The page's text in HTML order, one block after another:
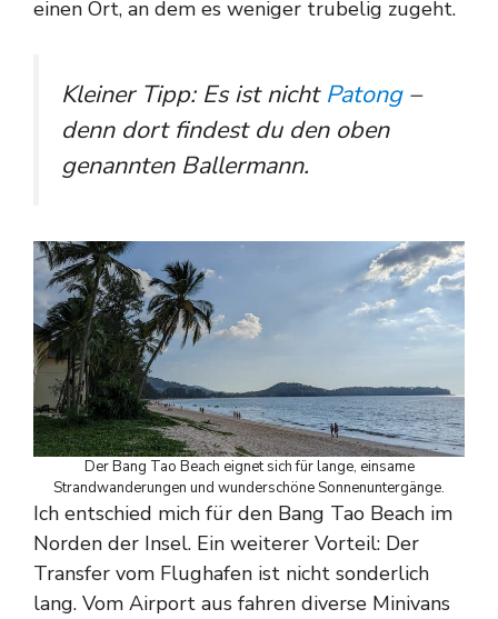
einen Ort, an dem es weniger trubelig zugeht.
Kleiner Tipp: Es ist nicht Patong–
denn dort findest du den oben
genannten Ballermann.
Der Bang Tao Beach eignet sich für lange, einsame
Strandwanderungen und wunderschöne Sonnenuntergänge.
Ich entschied mich für den Bang Tao Beach im
Norden der Insel. Ein weiterer Vorteil: Der
Transfer vom Flughafen ist nicht sonderlich
lang. Vom Airport aus fahren diverse Minivans